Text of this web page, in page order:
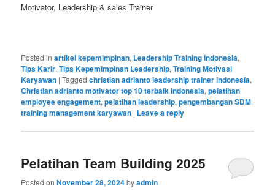
Motivator, Leadership & sales Trainer
Posted in artikel kepemimpinan, Leadership Training Indonesia,
Tips Karir,Tips Kepemimpinan Leadership,Training Motivasi
Karyawan |Tagged christian adrianto leadership trainer indonesia,
Christian adrianto motivator top 10 terbaik indonesia,pelatihan
employee engagement,pelatihan leadership,pengembangan SDM,
training management karyawan | Leave a reply
Pelatihan Team Building 2025
Posted onNovember 28, 2024byadmin